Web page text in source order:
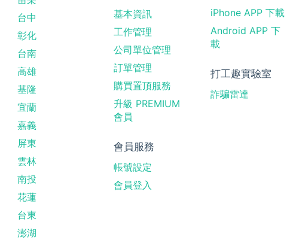
台中
彰化
台南
高雄
基隆
宜蘭
嘉義
屏東
雲林
南投
花蓮
台東
澎湖
基本資訊
工作管理
公司單位管理
訂單管理
購買置頂服務
升級 PREMIUM
會員
會員服務
帳號設定
會員登入
iPhone APP 下載
Android APP 下
載
打工趣實驗室
詐騙雷達